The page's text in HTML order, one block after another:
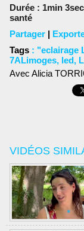
VIDÉOS
Durée : 1min
santé
Partager |
Tags : "eclairage
7ALimoges, led,
Avec Alicia